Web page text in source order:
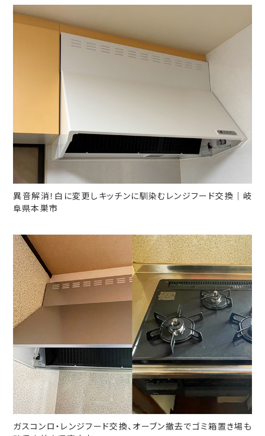
異音解消！白に変更しキッチンに馴染むレンジフード交換｜岐
阜県本巣市
ガスコンロ・レンジフード交換、オーブン撤去でゴミ箱置き場も